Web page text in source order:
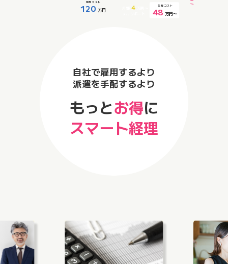
120 万円
年間 コスト
48 万円〜
年間 コスト
4
自社で雇用するより
派遣を手配するより
もっとお得に
スマート経理